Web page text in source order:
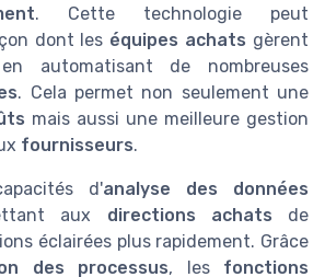
. Cette technologie peut
dont les équipes achats gèrent
automatisant de nombreuses
. Cela permet non seulement une
mais aussi une meilleure gestion
fournisseurs.
d'analyse des données
aux directions achats de
éclairées plus rapidement. Grâce
des processus, les fonctions